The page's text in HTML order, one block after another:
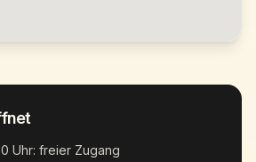
Uhr: freier Zugang